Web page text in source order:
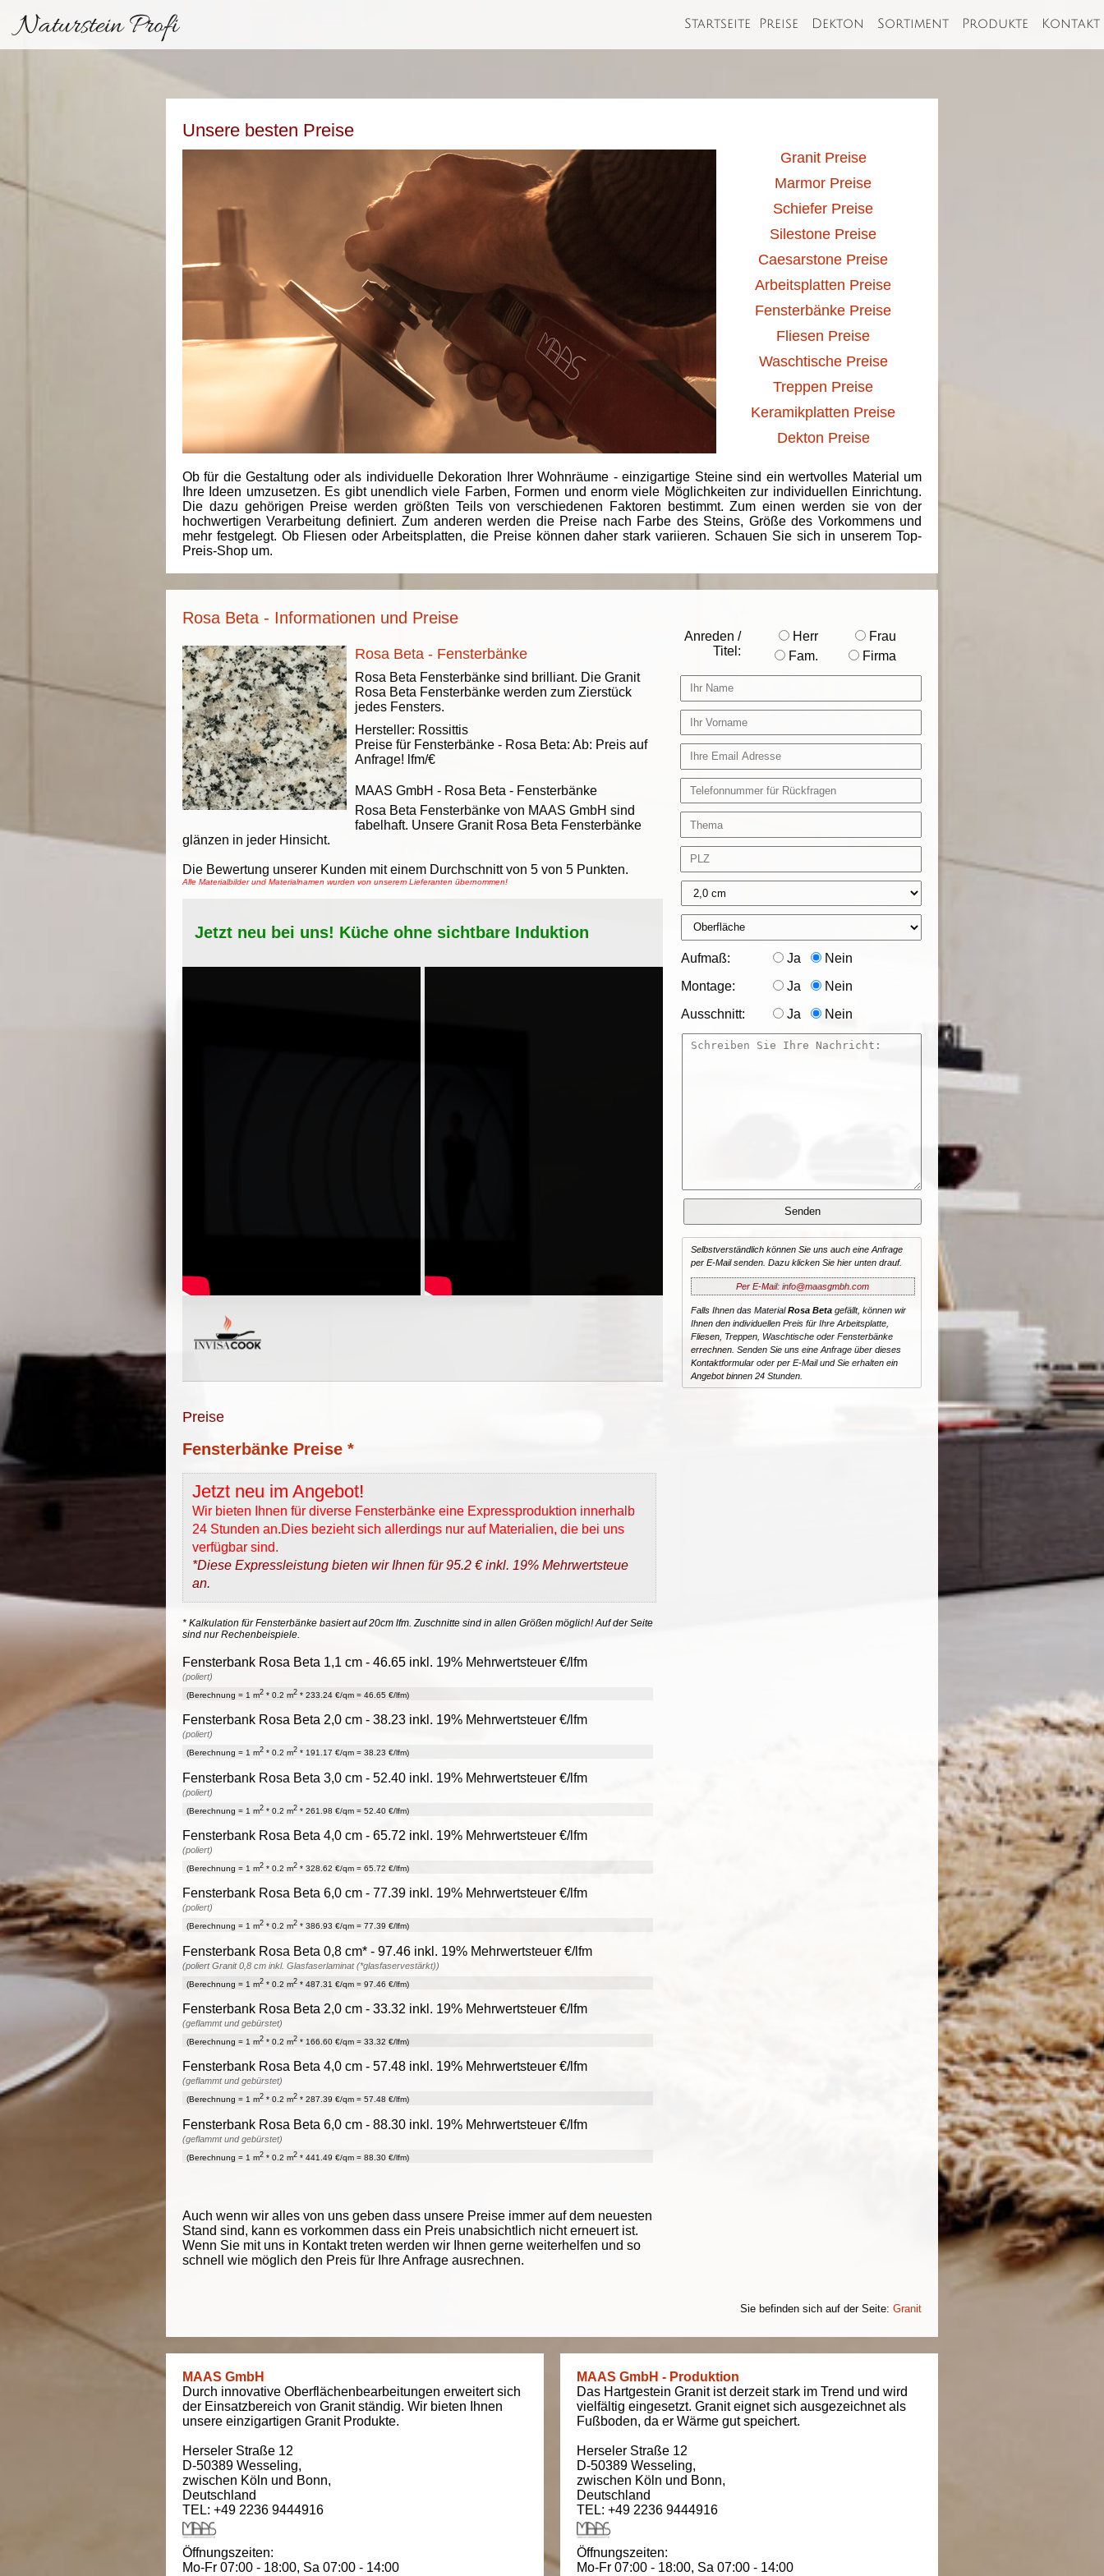
Naturstein Profi Startseite Preise Dekton Sortiment Produkte Kontakt
Unsere besten Preise
Granit Preise
Marmor Preise
Schiefer Preise
Silestone Preise
Caesarstone Preise
Arbeitsplatten Preise
Fensterbänke Preise
Fliesen Preise
Waschtische Preise
Treppen Preise
Keramikplatten Preise
Dekton Preise
Ob für die Gestaltung oder als individuelle Dekoration Ihrer Wohnräume - einzigartige Steine sind ein wertvolles Material um
Ihre Ideen umzusetzen. Es gibt unendlich viele Farben, Formen und enorm viele Möglichkeiten zur individuellen Einrichtung.
Die dazu gehörigen Preise werden größten Teils von verschiedenen Faktoren bestimmt. Zum einen werden sie von der
hochwertigen Verarbeitung definiert. Zum anderen werden die Preise nach Farbe des Steins, Größe des Vorkommens und
mehr festgelegt. Ob Fliesen oder Arbeitsplatten, die Preise können daher stark variieren. Schauen Sie sich in unserem Top-
Preis-Shop um.
Rosa Beta - Informationen und Preise
Rosa Beta - Fensterbänke
Rosa Beta Fensterbänke sind brilliant. Die Granit
Rosa Beta Fensterbänke werden zum Zierstück
jedes Fensters.
Hersteller: Rossittis
Preise für Fensterbänke - Rosa Beta: Ab: Preis auf
Anfrage! lfm/€
MAAS GmbH - Rosa Beta - Fensterbänke
Rosa Beta Fensterbänke von MAAS GmbH sind
fabelhaft. Unsere Granit Rosa Beta Fensterbänke
glänzen in jeder Hinsicht.
Die Bewertung unserer Kunden mit einem Durchschnitt von 5 von 5 Punkten.
Alle Materialbilder und Materialnamen wurden von unserem Lieferanten übernommen!
Jetzt neu bei uns! Küche ohne sichtbare Induktion
Preise
Fensterbänke Preise *
Jetzt neu im Angebot!
Wir bieten Ihnen für diverse Fensterbänke eine Expressproduktion innerhalb
24 Stunden an.Dies bezieht sich allerdings nur auf Materialien, die bei uns
verfügbar sind.
*Diese Expressleistung bieten wir Ihnen für 95.2 € inkl. 19% Mehrwertsteue
an.
* Kalkulation für Fensterbänke basiert auf 20cm lfm. Zuschnitte sind in allen Größen möglich! Auf der Seite
sind nur Rechenbeispiele.
Fensterbank Rosa Beta 1,1 cm - 46.65 inkl. 19% Mehrwertsteuer €/lfm
(poliert)
(Berechnung = 1 m2 * 0.2 m2 * 233.24 €/qm = 46.65 €/lfm)
Fensterbank Rosa Beta 2,0 cm - 38.23 inkl. 19% Mehrwertsteuer €/lfm
(poliert)
(Berechnung = 1 m2 * 0.2 m2 * 191.17 €/qm = 38.23 €/lfm)
Fensterbank Rosa Beta 3,0 cm - 52.40 inkl. 19% Mehrwertsteuer €/lfm
(poliert)
(Berechnung = 1 m2 * 0.2 m2 * 261.98 €/qm = 52.40 €/lfm)
Fensterbank Rosa Beta 4,0 cm - 65.72 inkl. 19% Mehrwertsteuer €/lfm
(poliert)
(Berechnung = 1 m2 * 0.2 m2 * 328.62 €/qm = 65.72 €/lfm)
Fensterbank Rosa Beta 6,0 cm - 77.39 inkl. 19% Mehrwertsteuer €/lfm
(poliert)
(Berechnung = 1 m2 * 0.2 m2 * 386.93 €/qm = 77.39 €/lfm)
Fensterbank Rosa Beta 0,8 cm* - 97.46 inkl. 19% Mehrwertsteuer €/lfm
(poliert Granit 0,8 cm inkl. Glasfaserlaminat (*glasfaservestärkt))
(Berechnung = 1 m2 * 0.2 m2 * 487.31 €/qm = 97.46 €/lfm)
Fensterbank Rosa Beta 2,0 cm - 33.32 inkl. 19% Mehrwertsteuer €/lfm
(geflammt und gebürstet)
(Berechnung = 1 m2 * 0.2 m2 * 166.60 €/qm = 33.32 €/lfm)
Fensterbank Rosa Beta 4,0 cm - 57.48 inkl. 19% Mehrwertsteuer €/lfm
(geflammt und gebürstet)
(Berechnung = 1 m2 * 0.2 m2 * 287.39 €/qm = 57.48 €/lfm)
Fensterbank Rosa Beta 6,0 cm - 88.30 inkl. 19% Mehrwertsteuer €/lfm
(geflammt und gebürstet)
(Berechnung = 1 m2 * 0.2 m2 * 441.49 €/qm = 88.30 €/lfm)
Auch wenn wir alles von uns geben dass unsere Preise immer auf dem neuesten
Stand sind, kann es vorkommen dass ein Preis unabsichtlich nicht erneuert ist.
Wenn Sie mit uns in Kontakt treten werden wir Ihnen gerne weiterhelfen und so
schnell wie möglich den Preis für Ihre Anfrage ausrechnen.
Anreden /
Titel:
Herr
Frau
Fam.
Firma
Aufmaß: Ja Nein
Montage: Ja Nein
Ausschnitt: Ja Nein
Selbstverständlich können Sie uns auch eine Anfrage
per E-Mail senden. Dazu klicken Sie hier unten drauf.
Per E-Mail: info@maasgmbh.com
Falls Ihnen das MaterialRosa Betagefällt, können wir
Ihnen den individuellen Preis für Ihre Arbeitsplatte,
Fliesen, Treppen, Waschtische oder Fensterbänke
errechnen. Senden Sie uns eine Anfrage über dieses
Kontaktformular oder per E-Mail und Sie erhalten ein
Angebot binnen 24 Stunden.
Sie befinden sich auf der Seite: Granit
MAAS GmbH
Durch innovative Oberflächenbearbeitungen erweitert sich
der Einsatzbereich von Granit ständig. Wir bieten Ihnen
unsere einzigartigen Granit Produkte.
Herseler Straße 12
D-50389 Wesseling,
zwischen Köln und Bonn,
Deutschland
TEL: +49 2236 9444916
Öffnungszeiten:
Mo-Fr 07:00 - 18:00, Sa 07:00 - 14:00
MAAS GmbH - Produktion
Das Hartgestein Granit ist derzeit stark im Trend und wird
vielfältig eingesetzt. Granit eignet sich ausgezeichnet als
Fußboden, da er Wärme gut speichert.
Herseler Straße 12
D-50389 Wesseling,
zwischen Köln und Bonn,
Deutschland
TEL: +49 2236 9444916
Öffnungszeiten:
Mo-Fr 07:00 - 18:00, Sa 07:00 - 14:00